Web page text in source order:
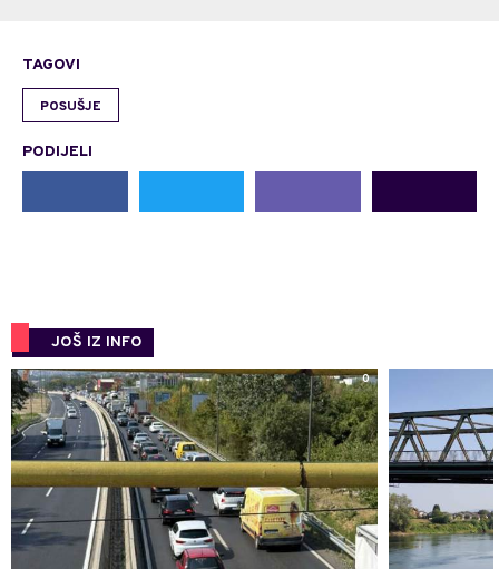
TAGOVI
POSUŠJE
PODIJELI
JOŠ IZ INFO
0